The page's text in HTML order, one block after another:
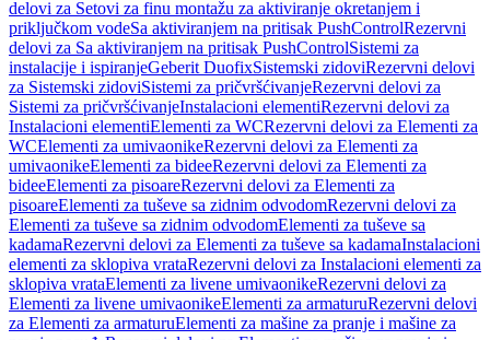
delovi za Setovi za finu montažu za aktiviranje okretanjem i
priključkom vodeSa aktiviranjem na pritisak PushControlRezervni
delovi za Sa aktiviranjem na pritisak PushControlSistemi za
instalacije i ispiranjeGeberit DuofixSistemski zidoviRezervni delovi
za Sistemski zidoviSistemi za pričvršćivanjeRezervni delovi za
Sistemi za pričvršćivanjeInstalacioni elementiRezervni delovi za
Instalacioni elementiElementi za WCRezervni delovi za Elementi za
WCElementi za umivaonikeRezervni delovi za Elementi za
umivaonikeElementi za bideeRezervni delovi za Elementi za
bideeElementi za pisoareRezervni delovi za Elementi za
pisoareElementi za tuševe sa zidnim odvodomRezervni delovi za
Elementi za tuševe sa zidnim odvodomElementi za tuševe sa
kadamaRezervni delovi za Elementi za tuševe sa kadamaInstalacioni
elementi za sklopiva vrataRezervni delovi za Instalacioni elementi za
sklopiva vrataElementi za livene umivaonikeRezervni delovi za
Elementi za livene umivaonikeElementi za armaturuRezervni delovi
za Elementi za armaturuElementi za mašine za pranje i mašine za